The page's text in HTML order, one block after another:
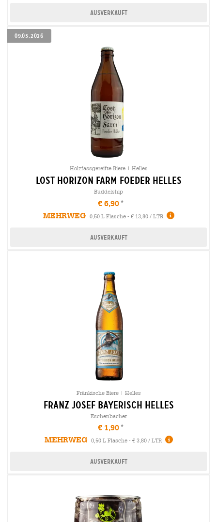
Ausverkauft
09.03.2026
Holzfassgereifte Biere | Helles
lost horizon farm foeder Helles
Buddelship
€ 6,90
MEHRWEG
0,50 L Flasche - € 13,80 / LTR
Ausverkauft
Fränkische Biere | Helles
franz josef bayerisch Helles
Eschenbacher
€ 1,90
MEHRWEG
0,50 L Flasche - € 3,80 / LTR
Ausverkauft